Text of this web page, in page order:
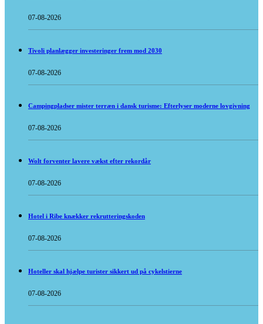
07-08-2026
Tivoli planlægger investeringer frem mod 2030
07-08-2026
Campingpladser mister terræn i dansk turisme: Efterlyser moderne lovgivning
07-08-2026
Wolt forventer lavere vækst efter rekordår
07-08-2026
Hotel i Ribe knækker rekrutteringskoden
07-08-2026
Hoteller skal hjælpe turister sikkert ud på cykelstierne
07-08-2026